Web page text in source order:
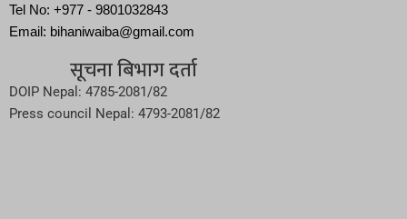
Tel No: +977 - 9801032843
Email: bihaniwaiba@gmail.com
सूचना बिभाग दर्ता
DOIP Nepal: 4785-2081/82
Press council Nepal: 4793-2081/82